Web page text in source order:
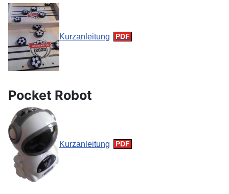
Kurzanleitung
Pocket Robot
Kurzanleitung